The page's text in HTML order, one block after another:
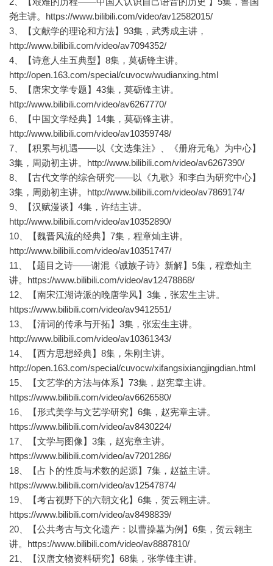
尧主讲。https://www.bilibili.com/video/av12582015/
3、【文献学的理论和方法】93集，武秀成主讲，
http://www.bilibili.com/video/av7094352/
4、【诗意人生五典型】8集，莫砺锋主讲。
http://open.163.com/special/cuvocw/wudianxing.html
5、【唐宋文学专题】43集，莫砺锋主讲。
http://www.bilibili.com/video/av6267770/
6、【中国文学经典】14集，莫砺锋主讲。
http://www.bilibili.com/video/av10359748/
7、【积累与机遇——以《文选集注》、《册府元龟》为中心】
3集，周勋初主讲。http://www.bilibili.com/video/av6267390/
8、【古代文学的综合研究——以《九歌》和李白为研究中心】
3集，周勋初主讲。http://www.bilibili.com/video/av7869174/
9、【汉赋漫谈】4集，许结主讲。
http://www.bilibili.com/video/av10352890/
10、【魏晋风流的经典】7集，程章灿主讲。
http://www.bilibili.com/video/av10351747/
11、【题目之诗——谢混《诫族子诗》新解】5集，程章灿主
讲。https://www.bilibili.com/video/av12478868/
12、【南宋江湖诗派的晚唐学风】3集，张宏生主讲。
https://www.bilibili.com/video/av9412551/
13、【清词的传承与开拓】3集，张宏生主讲。
http://www.bilibili.com/video/av10361343/
14、【西方思想经典】8集，朱刚主讲。
http://open.163.com/special/cuvocw/xifangsixiangjingdian.html
15、【文艺学的方法与体系】73集，赵宪章主讲。
https://www.bilibili.com/video/av6626580/
16、【形式美学与文艺学研究】6集，赵宪章主讲。
https://www.bilibili.com/video/av8430224/
17、【文学与图像】3集，赵宪章主讲。
https://www.bilibili.com/video/av7201286/
18、【占卜的性质与术数的起源】7集，赵益主讲。
https://www.bilibili.com/video/av12547874/
19、【考古视野下的六朝文化】6集，贺云翱主讲。
https://www.bilibili.com/video/av8498839/
20、【公共考古与文化遗产：以曹操墓为例】6集，贺云翱主
讲。https://www.bilibili.com/video/av8887810/
21、【汉唐文物资料研究】68集，张学锋主讲。